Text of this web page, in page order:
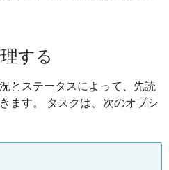
する
とステータスによって、先読
ます。 タスクは、次のオプシ